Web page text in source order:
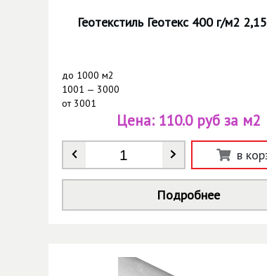
Геотекстиль Геотекс 400 г/м2
до 1000 м2
1001 — 3000
от3001
Количество *
Цена: 110.0 руб за м2
в
Подробнее